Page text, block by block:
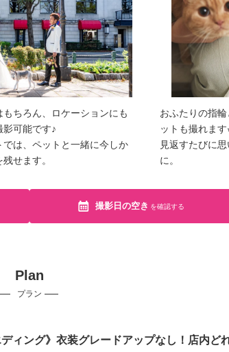
もちろん、ロケーションにも
可能です♪
では、ペットと一緒に今しか
せます。
おふたりの指
ットも撮れます
見返すたびに
に。
撮影日の空き を確認する
Plan
プラン
ディング》衣装グレードアップなし！店内